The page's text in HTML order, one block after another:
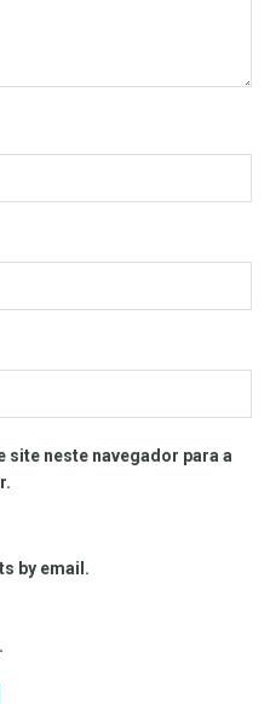
site neste navegador para a
by email.